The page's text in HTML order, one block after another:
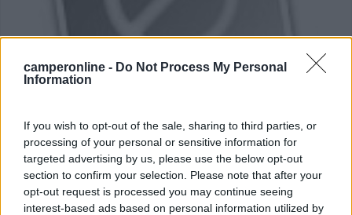
camperonline - Do Not Process My Personal
Information
If you wish to opt-out of the sale, sharing to third parties, or
processing of your personal or sensitive information for
targeted advertising by us, please use the below opt-out
section to confirm your selection. Please note that after your
opt-out request is processed you may continue seeing
interest-based ads based on personal information utilized by
Parcheggio
7 1
Servizi / Posizione